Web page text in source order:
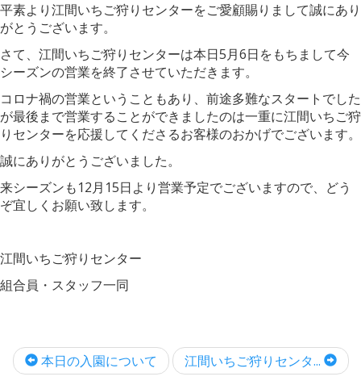
平素より江間いちご狩りセンターをご愛顧賜りまして誠にあり
がとうございます。
さて、江間いちご狩りセンターは本日5月6日をもちまして今
シーズンの営業を終了させていただきます。
コロナ禍の営業ということもあり、前途多難なスタートでした
が最後まで営業することができましたのは一重に江間いちご狩
りセンターを応援してくださるお客様のおかげでございます。
誠にありがとうございました。
来シーズンも12月15日より営業予定でございますので、どう
ぞ宜しくお願い致します。
江間いちご狩りセンター
組合員・スタッフ一同
本日の入園について 江間いちご狩りセンタ...